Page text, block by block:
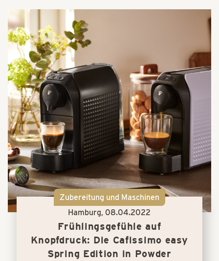
Zubereitung und Maschinen
Hamburg, 08.04.2022
Frühlingsgefühle auf
Knopfdruck: Die Cafissimo easy
Spring Edition in Powder